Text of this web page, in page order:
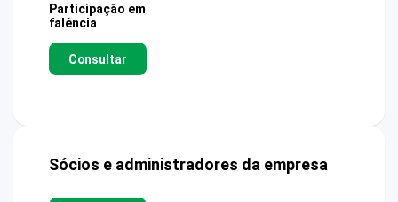
Participação em
falência
Consultar
Sócios e administradores da empresa